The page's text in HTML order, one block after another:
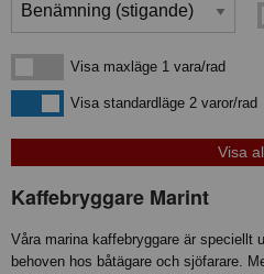
Visa maxläge 1 vara/rad
Visa maxläge 1 vara/rad
Visa standardlägeVisa standardläge 2 varor/rad
Kaffebryggare Marint
Våra marina kaffebryggare är speciellt
behoven hos båtägare och sjöfarare.